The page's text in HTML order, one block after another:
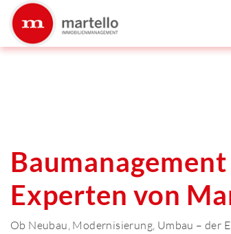
Experten von
Ob Neubau, Modernisierung, Umbau – der